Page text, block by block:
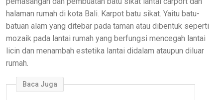
halaman rumah di kota Bali. Karpot batu sikat. Yaitu batu-
batuan alam yang ditebar pada taman atau dibentuk seperti
mozaik pada lantai rumah yang berfungsi mencegah lantai
licin dan menambah estetika lantai didalam ataupun diluar
rumah.
Baca Juga